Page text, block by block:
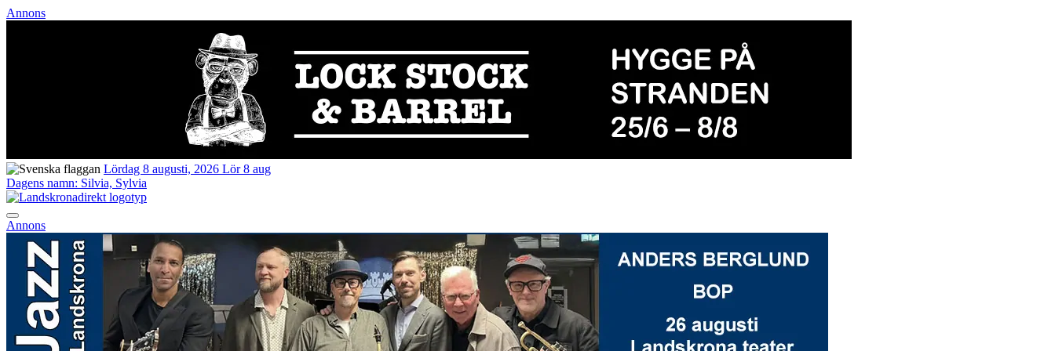
Annons
Lördag 8 augusti, 2026 Lör 8 aug
Dagens namn: Silvia, Sylvia
Annons